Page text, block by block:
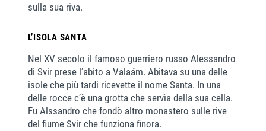
sulla sua riva.
L’ISOLA SANTA
Nel XV secolo il famoso guerriero russo Alessandro
di Svir prese l’abito a Valaám. Abitava su una delle
isole che più tardi ricevette il nome Santa. In una
delle rocce c’è una grotta che servìa della sua cella.
Fu Alssandro che fondò altro monastero sulle rive
del fiume Svir che funziona finora.